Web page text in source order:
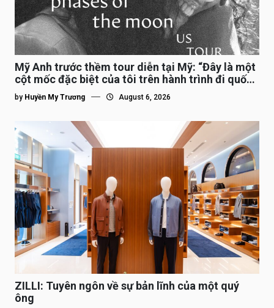
Mỹ Anh trước thềm tour diễn tại Mỹ: “Đây là một
cột mốc đặc biệt của tôi trên hành trình đi quốc
tế”
by Huyền My Trương August 6, 2026
ZILLI: Tuyên ngôn về sự bản lĩnh của một quý
ông